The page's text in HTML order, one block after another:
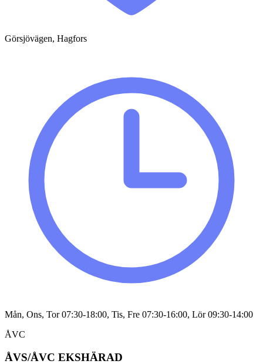
Görsjövägen, Hagfors
Mån, Ons, Tor 07:30-18:00, Tis, Fre 07:30-16:00, Lör 09:30-14:00
ÅVC
ÅVS/ÅVC EKSHÄRAD